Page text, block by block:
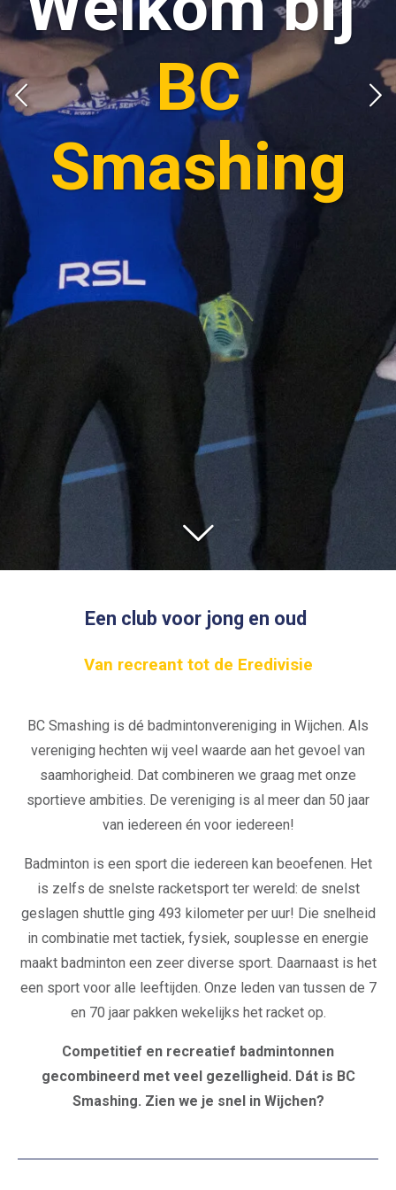
BC
Smashing
Een club voor jong en oud
Van recreant tot de Eredivisie
BC Smashing is dé badmintonvereniging in Wijchen. Als
vereniging hechten wij veel waarde aan het gevoel van
saamhorigheid. Dat combineren we graag met onze
sportieve ambities. De vereniging is al meer dan 50 jaar
van iedereen én voor iedereen!
Badminton is een sport die iedereen kan beoefenen. Het
is zelfs de snelste racketsport ter wereld: de snelst
geslagen shuttle ging 493 kilometer per uur! Die snelheid
in combinatie met tactiek, fysiek, souplesse en energie
maakt badminton een zeer diverse sport. Daarnaast is het
een sport voor alle leeftijden. Onze leden van tussen de 7
en 70 jaar pakken wekelijks het racket op.
Competitief en recreatief badmintonnen
gecombineerd met veel gezelligheid. Dát is BC
Smashing. Zien we je snel in Wijchen?